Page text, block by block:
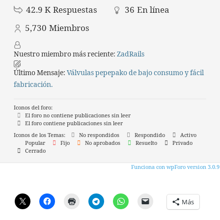
42.9 K Respuestas 36 En línea
5,730 Miembros
Nuestro miembro más reciente: ZadRails
Último Mensaje: Válvulas pepepako de bajo consumo y fácil
fabricación.
Iconos del foro:
El foro no contiene publicaciones sin leer
El foro contiene publicaciones sin leer
Iconos de los Temas:
No respondidos Respondido
Activo
Popular
Fijo No aprobados Resuelto
Privado
Cerrado
Funciona con wpForo version 3.0.9
Más